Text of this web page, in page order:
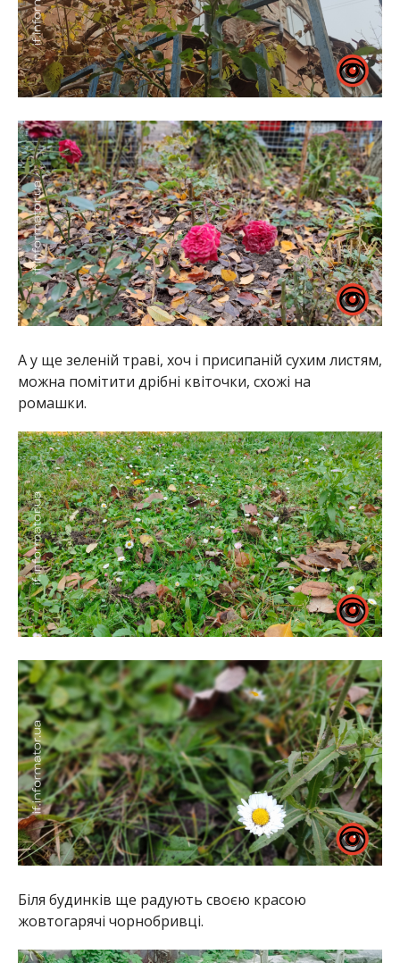
А у ще зеленій траві, хоч і присипаній сухим листям,
можна помітити дрібні квіточки, схожі на
ромашки.
Біля будинків ще радують своєю красою
жовтогарячі чорнобривці.